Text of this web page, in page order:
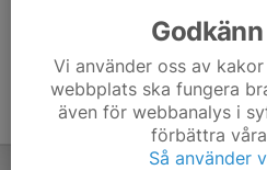
Vi använder oss av
webbplats ska fungera
även för webbanalys i
förbättra
Så använder